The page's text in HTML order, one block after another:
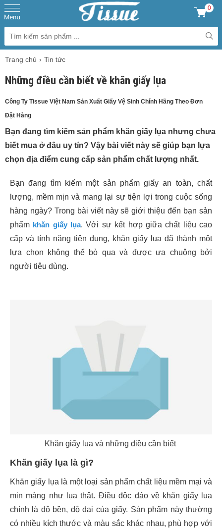
0
Trang chủ Tin tức
Những điều cần biết về khăn giấy lụa
Công Ty Tissue Việt Nam Sản Xuất Giấy Vệ Sinh Chính Hãng Theo Đơn
Đặt Hàng
Bạn đang tìm kiếm sản phẩm khăn giấy lụa nhưng chưa
biết mua ở đâu uy tín? Vậy bài viết này sẽ giúp bạn lựa
chọn địa điểm cung cấp sản phẩm chất lượng nhất.
Bạn đang tìm kiếm một sản phẩm giấy an toàn, chất
lượng, mềm mịn và mang lại sự tiện lợi trong cuộc sống
hàng ngày? Trong bài viết này sẽ giới thiệu đến bạn sản
phẩm khăn giấy lụa. Với sự kết hợp giữa chất liệu cao
cấp và tính năng tiện dụng, khăn giấy lụa đã thành một
lựa chọn không thể bỏ qua và được ưa chuộng bởi
người tiêu dùng.
Khăn giấy lụa và những điều cần biết
Khăn giấy lụa là gì?
Khăn giấy lụa là một loại sản phẩm chất liệu mềm mại và
mịn màng như lụa thật. Điều độc đáo về khăn giấy lụa
chính là độ bền, độ dai của giấy. Sản phẩm này thường
có nhiều kích thước và màu sắc khác nhau, phù hợp với